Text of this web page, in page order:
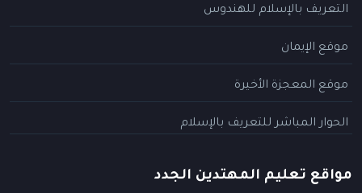
التعريف بالإسلام للهندوس
موقع الإيمان
موقع المعجزة الأخيرة
الحوار المباشر للتعريف بالإسلام
مواقع تعليم المهتدين الجدد